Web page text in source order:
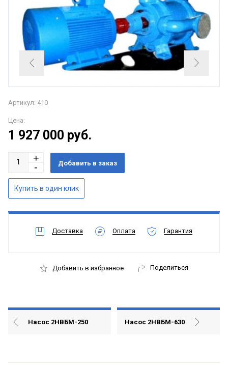
Артикул: 410
Цена:
1 927 000 руб.
Доставка Оплата Гарантия
Добавить в избранное Поделиться
Насос 2НВБМ-250 Насос 2НВБМ-630